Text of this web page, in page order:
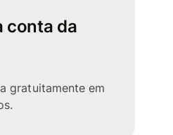
conta da
gratuitamente em